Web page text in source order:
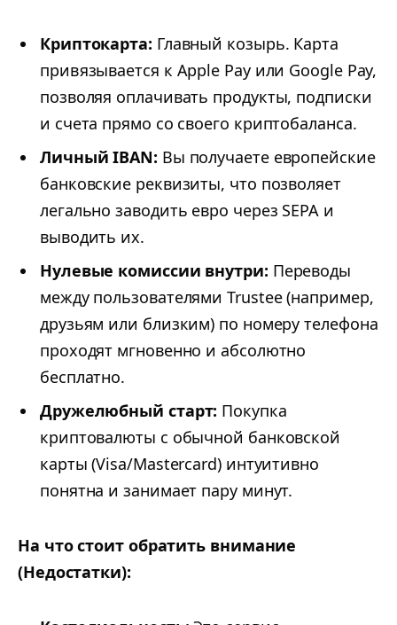
Криптокарта: Главный козырь. Карта
привязывается к Apple Pay или Google Pay,
позволяя оплачивать продукты, подписки
и счета прямо со своего криптобаланса.
Личный IBAN: Вы получаете европейские
банковские реквизиты, что позволяет
легально заводить евро через SEPA и
выводить их.
Нулевые комиссии внутри: Переводы
между пользователями Trustee (например,
друзьям или близким) по номеру телефона
проходят мгновенно и абсолютно
бесплатно.
Дружелюбный старт: Покупка
криптовалюты с обычной банковской
карты (Visa/Mastercard) интуитивно
понятна и занимает пару минут.
На что стоит обратить внимание
(Недостатки):